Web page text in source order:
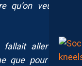
qu’on veut (il
fallait aller par
que pour une